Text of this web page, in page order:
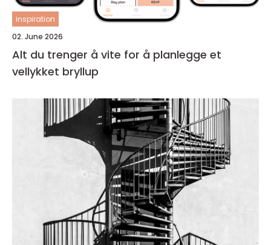
inspiration
02. June 2026
Alt du trenger å vite for å planlegge et
vellykket bryllup